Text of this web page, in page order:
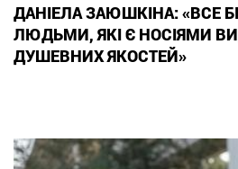
ДАНІЕЛА ЗАЮШКІНА: «ВСЕ
ЛЮДЬМИ, ЯКІ Є НОСІЯМИ
ДУШЕВНИХ ЯКОСТЕЙ»